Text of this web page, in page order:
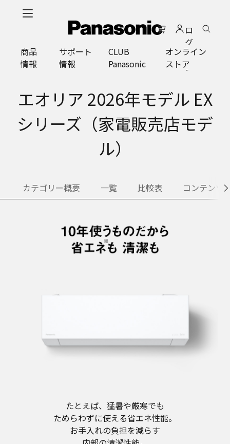
ロ
グ
イ
ン
商品
情報
サポート
情報
CLUB
Panasonic
オンライン
ストア
エオリア 2026年モデル EX
シリーズ（家電販売店モデ
ル）
カテゴリー概要 一覧 比較表 コンテンツ
たとえば、猛暑や厳寒でも
ためらわずに使える省エネ性能。
お手入れの負担を減らす